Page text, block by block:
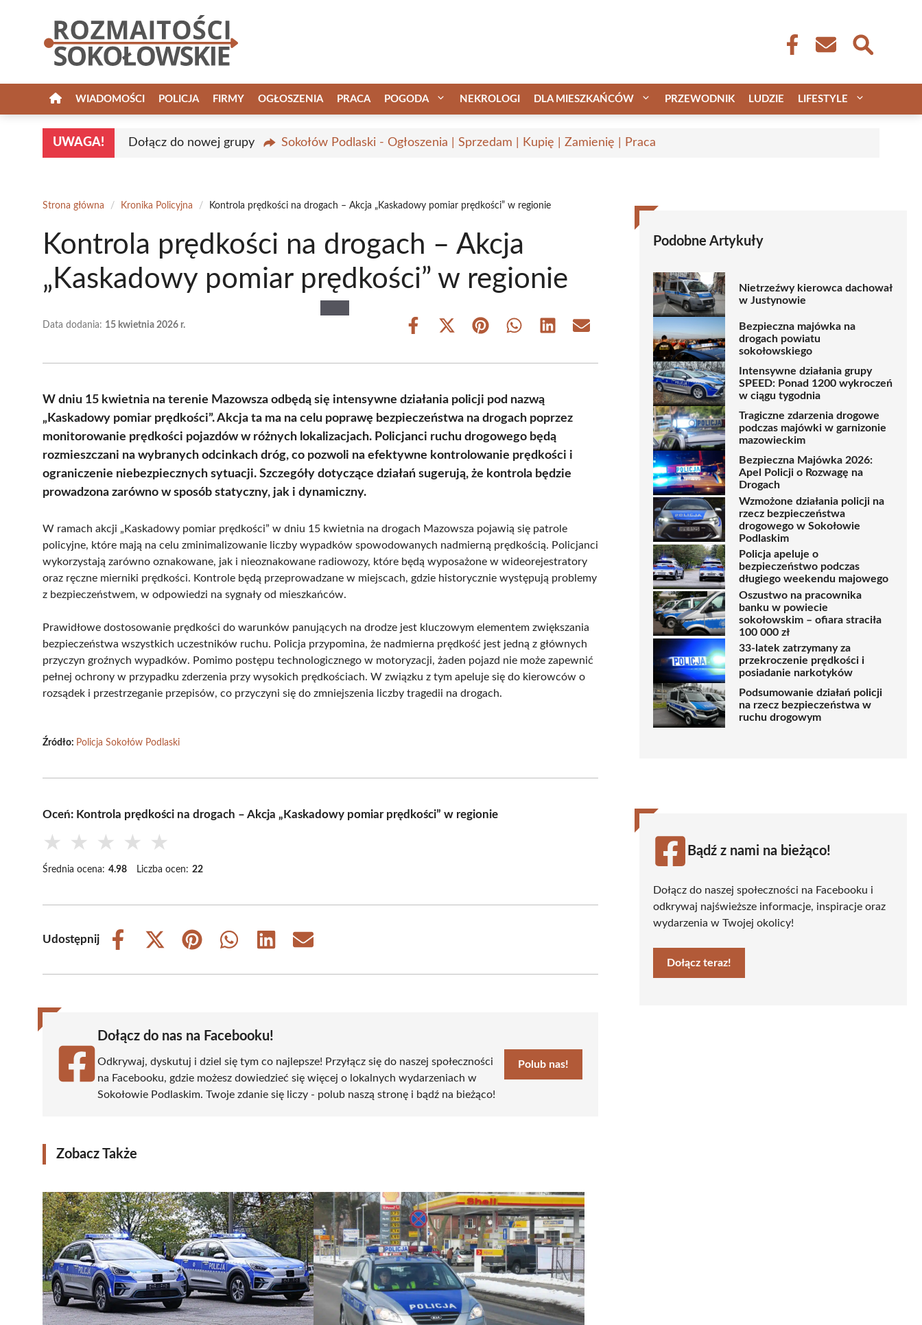
WIADOMOŚCI POLICJA FIRMY OGŁOSZENIA PRACA POGODA NEKROLOGI DLA MIESZKAŃCÓW PRZEWODNIK LUDZIE LIFESTYLE
UWAGA! Dołącz do nowej grupy Sokołów Podlaski - Ogłoszenia | Sprzedam | Kupię | Zamienię | Praca
Strona główna / Kronika Policyjna / Kontrola prędkości na drogach – Akcja „Kaskadowy pomiar prędkości” w regionie
Kontrola prędkości na drogach – Akcja
„Kaskadowy pomiar prędkości” w regionie
Data dodania: 15 kwietnia 2026 r.
Share
Share
(Twitter)
Share Share Share Share
W dniu 15 kwietnia na terenie Mazowsza odbędą się intensywne działania policji pod nazwą
„Kaskadowy pomiar prędkości”. Akcja ta ma na celu poprawę bezpieczeństwa na drogach poprzez
monitorowanie prędkości pojazdów w różnych lokalizacjach. Policjanci ruchu drogowego będą
rozmieszczani na wybranych odcinkach dróg, co pozwoli na efektywne kontrolowanie prędkości i
ograniczenie niebezpiecznych sytuacji. Szczegóły dotyczące działań sugerują, że kontrola będzie
prowadzona zarówno w sposób statyczny, jak i dynamiczny.
W ramach akcji „Kaskadowy pomiar prędkości” w dniu 15 kwietnia na drogach Mazowsza pojawią się patrole
policyjne, które mają na celu zminimalizowanie liczby wypadków spowodowanych nadmierną prędkością. Policjanci
wykorzystają zarówno oznakowane, jak i nieoznakowane radiowozy, które będą wyposażone w wideorejestratory
oraz ręczne mierniki prędkości. Kontrole będą przeprowadzane w miejscach, gdzie historycznie występują problemy
z bezpieczeństwem, w odpowiedzi na sygnały od mieszkańców.
Prawidłowe dostosowanie prędkości do warunków panujących na drodze jest kluczowym elementem zwiększania
bezpieczeństwa wszystkich uczestników ruchu. Policja przypomina, że nadmierna prędkość jest jedną z głównych
przyczyn groźnych wypadków. Pomimo postępu technologicznego w motoryzacji, żaden pojazd nie może zapewnić
pełnej ochrony w przypadku zderzenia przy wysokich prędkościach. W związku z tym apeluje się do kierowców o
rozsądek i przestrzeganie przepisów, co przyczyni się do zmniejszenia liczby tragedii na drogach.
Źródło: Policja Sokołów Podlaski
Oceń: Kontrola prędkości na drogach – Akcja „Kaskadowy pomiar prędkości” w regionie
★ ★ ★ ★ ★
Średnia ocena: 4.98 Liczba ocen: 22
Udostępnij
Share
Share
(Twitter)
Share
Share
Share
Share
Dołącz do nas na Facebooku!
Odkrywaj, dyskutuj i dziel się tym co najlepsze! Przyłącz się do naszej społeczności
na Facebooku, gdzie możesz dowiedzieć się więcej o lokalnych wydarzeniach w
Sokołowie Podlaskim. Twoje zdanie się liczy - polub naszą stronę i bądź na bieżąco!
Polub nas!
Zobacz Także
Podobne Artykuły
Nietrzeźwy kierowca dachował
w Justynowie
Bezpieczna majówka na
drogach powiatu
sokołowskiego
Intensywne działania grupy
SPEED: Ponad 1200 wykroczeń
w ciągu tygodnia
Tragiczne zdarzenia drogowe
podczas majówki w garnizonie
mazowieckim
Bezpieczna Majówka 2026:
Apel Policji o Rozwagę na
Drogach
Wzmożone działania policji na
rzecz bezpieczeństwa
drogowego w Sokołowie
Podlaskim
Policja apeluje o
bezpieczeństwo podczas
długiego weekendu majowego
Oszustwo na pracownika
banku w powiecie
sokołowskim – ofiara straciła
100 000 zł
33-latek zatrzymany za
przekroczenie prędkości i
posiadanie narkotyków
Podsumowanie działań policji
na rzecz bezpieczeństwa w
ruchu drogowym
Bądź z nami na bieżąco!
Dołącz do naszej społeczności na Facebooku i
odkrywaj najświeższe informacje, inspiracje oraz
wydarzenia w Twojej okolicy!
Dołącz teraz!